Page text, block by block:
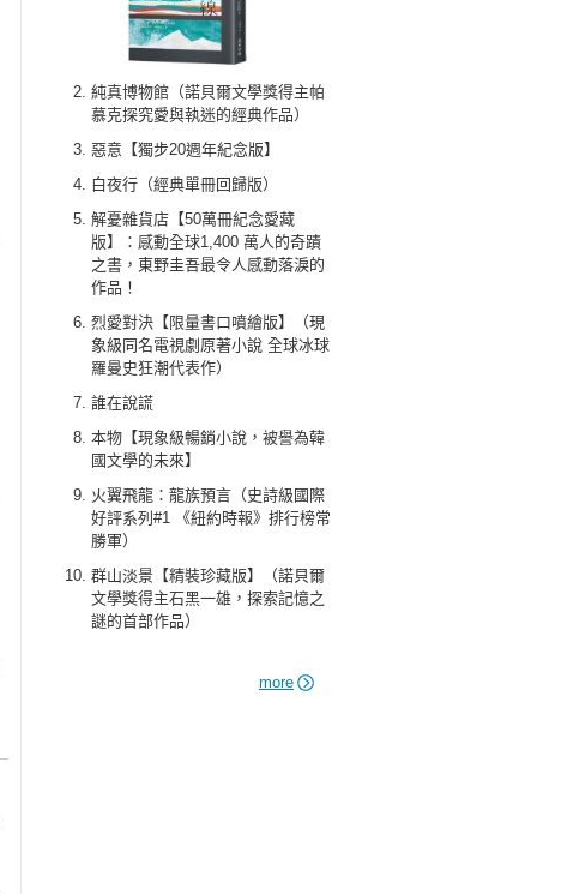
純真博物館（諾貝爾文學獎得主帕
慕克探究愛與執迷的經典作品）
惡意【獨步20週年紀念版】
白夜行（經典單冊回歸版）
解憂雜貨店【50萬冊紀念愛藏
版】：感動全球1,400 萬人的奇蹟
之書，東野圭吾最令人感動落淚的
作品！
烈愛對決【限量書口噴繪版】（現
象級同名電視劇原著小說 全球冰球
羅曼史狂潮代表作）
誰在說謊
本物【現象級暢銷小說，被譽為韓
國文學的未來】
火翼飛龍：龍族預言（史詩級國際
好評系列#1 《紐約時報》排行榜常
勝軍）
群山淡景【精裝珍藏版】（諾貝爾
文學獎得主石黑一雄，探索記憶之
謎的首部作品）
more